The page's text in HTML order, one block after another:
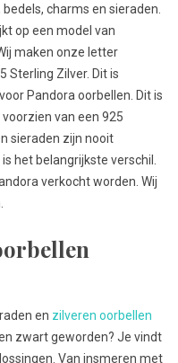
charms en sieraden.
op een model van
maken onze letter
Sterling Zilver. Dit is
Pandora oorbellen. Dit is
van een 925
sieraden zijn nooit
het belangrijkste verschil.
verkocht worden. Wij
en zilveren oorbellen
zwart geworden? Je vindt
Van insmeren met